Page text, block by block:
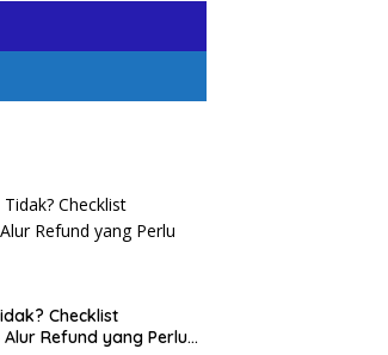
Checklist
Refund yang Perlu